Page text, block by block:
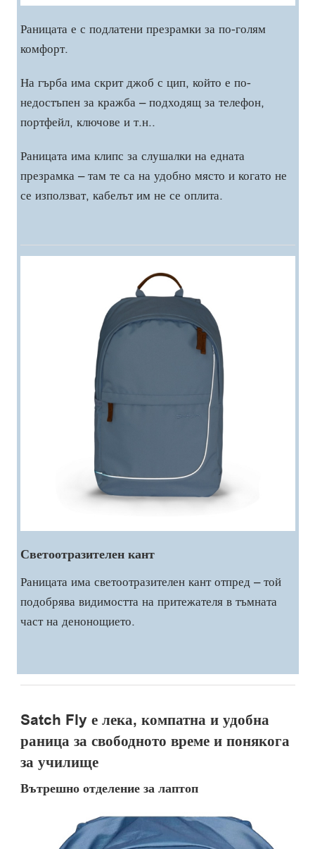
Раницата е с подлатени презрамки за по-голям
комфорт.
На гърба има скрит джоб с цип, който е по-
недостъпен за кражба – подходящ за телефон,
портфейл, ключове и т.н..
Раницата има клипс за слушалки на едната
презрамка – там те са на удобно място и когато не
се използват, кабелът им не се оплита.
Светоотразителен кант
Раницата има светоотразителен кант отпред – той
подобрява видимостта на притежателя в тъмната
част на денонощието.
Satch Fly е лека, компатна и удобна
раница за свободното време и понякога
за училище
Вътрешно отделение за лаптоп